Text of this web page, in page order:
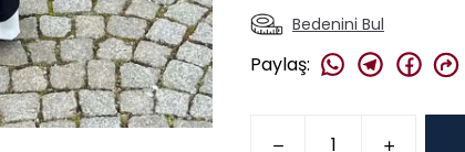
Bedenini Bul
Paylaş: